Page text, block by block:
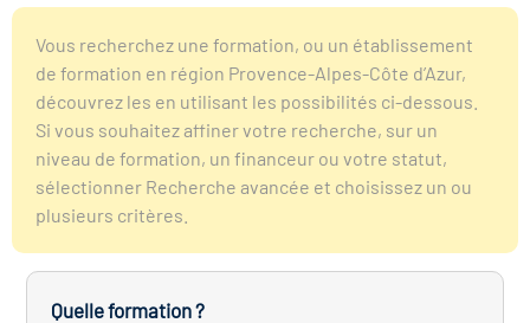
lieu d'information ou
Solidaire (ESS)
du secteur sanitaire
de l'Industrie
emploi-formation
Vous recherchez une formation, ou un établissement
de formation en région Provence-Alpes-Côte d’Azur,
découvrez les en utilisant les possibilités ci-dessous.
Si vous souhaitez affiner votre recherche, sur un
niveau de formation, un financeur ou votre statut,
sélectionner Recherche avancée et choisissez un ou
plusieurs critères.
Quelle formation ?